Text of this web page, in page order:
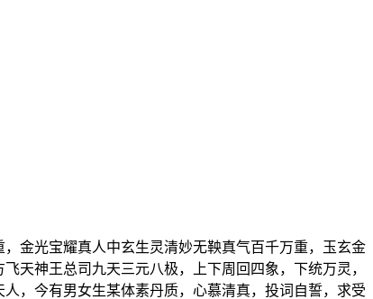
金光宝耀真人中玄生灵清妙无鞅真气百千万重，玉玄金
天神王总司九天三元八极，上下周回四象，下统万灵，
，今有男女生某体素丹质，心慕清真，投词自誓，求受